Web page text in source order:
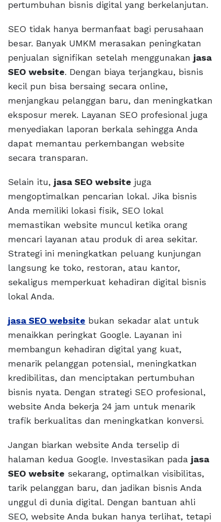
pertumbuhan bisnis digital yang berkelanjutan.
SEO tidak hanya bermanfaat bagi perusahaan
besar. Banyak UMKM merasakan peningkatan
penjualan signifikan setelah menggunakan jasa
SEO website. Dengan biaya terjangkau, bisnis
kecil pun bisa bersaing secara online,
menjangkau pelanggan baru, dan meningkatkan
eksposur merek. Layanan SEO profesional juga
menyediakan laporan berkala sehingga Anda
dapat memantau perkembangan website
secara transparan.
Selain itu, jasa SEO website juga
mengoptimalkan pencarian lokal. Jika bisnis
Anda memiliki lokasi fisik, SEO lokal
memastikan website muncul ketika orang
mencari layanan atau produk di area sekitar.
Strategi ini meningkatkan peluang kunjungan
langsung ke toko, restoran, atau kantor,
sekaligus memperkuat kehadiran digital bisnis
lokal Anda.
jasa SEO website bukan sekadar alat untuk
menaikkan peringkat Google. Layanan ini
membangun kehadiran digital yang kuat,
menarik pelanggan potensial, meningkatkan
kredibilitas, dan menciptakan pertumbuhan
bisnis nyata. Dengan strategi SEO profesional,
website Anda bekerja 24 jam untuk menarik
trafik berkualitas dan meningkatkan konversi.
Jangan biarkan website Anda terselip di
halaman kedua Google. Investasikan pada jasa
SEO website sekarang, optimalkan visibilitas,
tarik pelanggan baru, dan jadikan bisnis Anda
unggul di dunia digital. Dengan bantuan ahli
SEO, website Anda bukan hanya terlihat, tetapi